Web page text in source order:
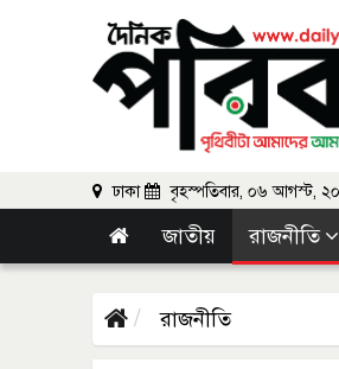
ঢাকা বৃহস্পতিবার, ০৬ আগস্ট,
জাতীয় রাজনীতি
রাজনীতি